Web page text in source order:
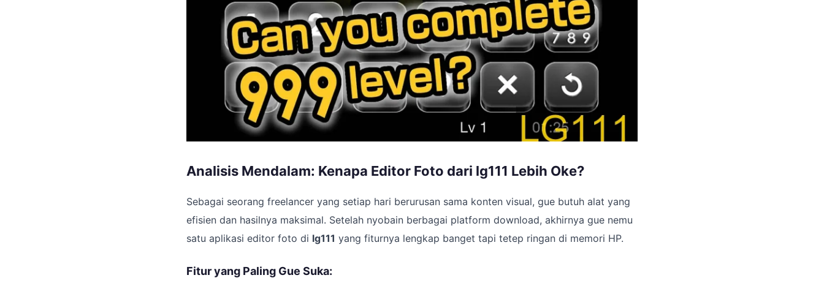
Analisis Mendalam: Kenapa Editor Foto dari lg111 Lebih Oke?
Sebagai seorang freelancer yang setiap hari berurusan sama konten visual, gue butuh alat yang
efisien dan hasilnya maksimal. Setelah nyobain berbagai platform download, akhirnya gue nemu
satu aplikasi editor foto di lg111 yang fiturnya lengkap banget tapi tetep ringan di memori HP.
Fitur yang Paling Gue Suka: